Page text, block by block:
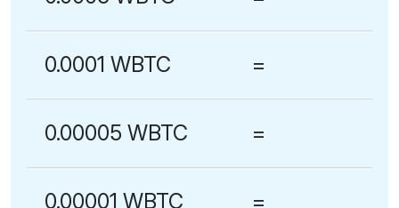
0.0001 WBTC =
0.00005 WBTC =
0.00001 WBTC =